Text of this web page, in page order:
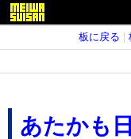
板に戻る |
あたかも